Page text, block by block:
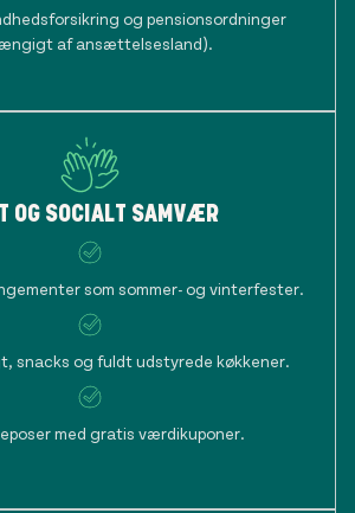
og pensionsordninger
af ansættelsesland).
OG SOCIALT SAMVÆR
som sommer- og vinterfester.
snacks og fuldt udstyrede køkkener.
med gratis værdikuponer.